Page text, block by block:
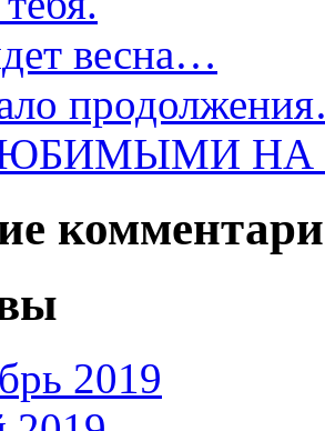
весна…
НА
2019